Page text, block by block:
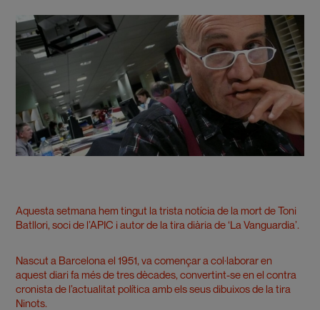
Aquesta setmana hem tingut la trista notícia de la mort de Toni
Batllori, soci de l’APIC i autor de la tira diària de ‘La Vanguardia’.
Nascut a Barcelona el 1951, va començar a col·laborar en
aquest diari fa més de tres dècades, convertint-se en el contra
cronista de l’actualitat política amb els seus dibuixos de la tira
Ninots.